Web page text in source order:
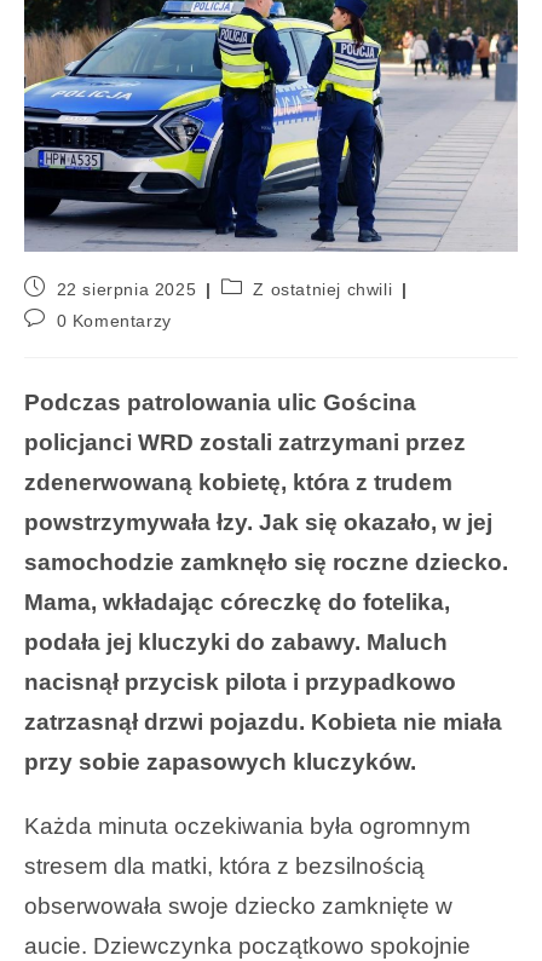
22 sierpnia 2025
Z ostatniej chwili
0 Komentarzy
Podczas patrolowania ulic Gościna
policjanci WRD zostali zatrzymani przez
zdenerwowaną kobietę, która z trudem
powstrzymywała łzy. Jak się okazało, w jej
samochodzie zamknęło się roczne dziecko.
Mama, wkładając córeczkę do fotelika,
podała jej kluczyki do zabawy. Maluch
nacisnął przycisk pilota i przypadkowo
zatrzasnął drzwi pojazdu. Kobieta nie miała
przy sobie zapasowych kluczyków.
Każda minuta oczekiwania była ogromnym
stresem dla matki, która z bezsilnością
obserwowała swoje dziecko zamknięte w
aucie. Dziewczynka początkowo spokojnie